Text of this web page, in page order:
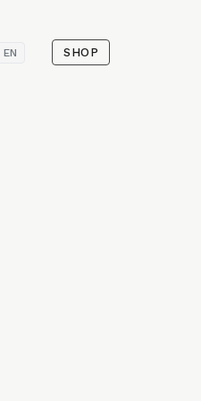
EN SHOP